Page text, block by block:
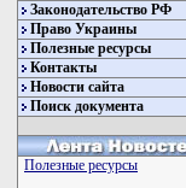
Законодательство РФ
Право Украины
Полезные ресурсы
Контакты
Новости сайта
Поиск документа
Полезные ресурсы